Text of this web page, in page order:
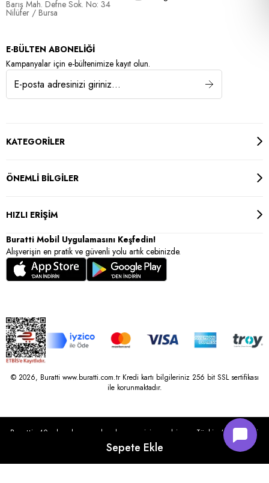
Barış Mah. Defne Sok. No: 34
Nilüfer / Bursa
E-BÜLTEN ABONELİĞİ
Kampanyalar için e-bültenimize kayıt olun.
KATEGORİLER
ÖNEMLİ BİLGİLER
HIZLI ERİŞİM
Buratti Mobil Uygulamasını Keşfedin!
Alışverişin en pratik ve güvenli yolu artık cebinizde.
© 2026, Buratti www.buratti.com.tr Kredi kartı bilgileriniz 256 bit SSL sertifikası
ile korunmaktadır.
Buratti, 40 yılı aşkın perakende geçmişine sahip ve Türkiye’nin çeşitli
illerinde 22 şubesi bulunan Çetin Family Mağazacılık tarafından
kurulmuştur.